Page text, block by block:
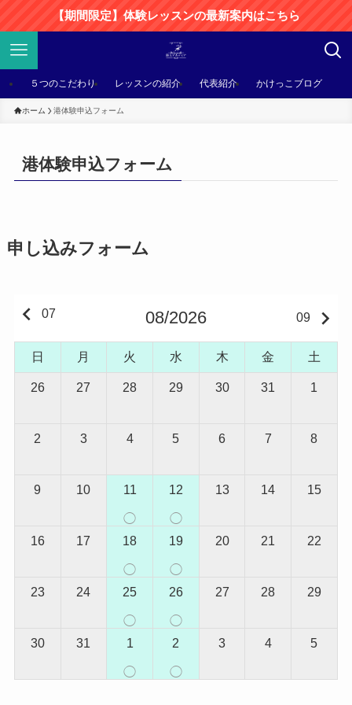
【期間限定】体験レッスンの最新案内はこちら
５つのこだわり レッスンの紹介 代表紹介 かけっこブログ
ホーム 港体験申込フォーム
港体験申込フォーム
申し込みフォーム
keyboard_arrow_left 07 08/2026 09 keyboard_arrow_right
日 月 火 水 木 金 土
26 27 28 29 30 31 1
2 3 4 5 6 7 8
9 10 11
◯
12
◯
13 14 15
16 17 18
◯
19
◯
20 21 22
23 24 25
◯
26
◯
27 28 29
30 31 1
◯
2
◯
3 4 5